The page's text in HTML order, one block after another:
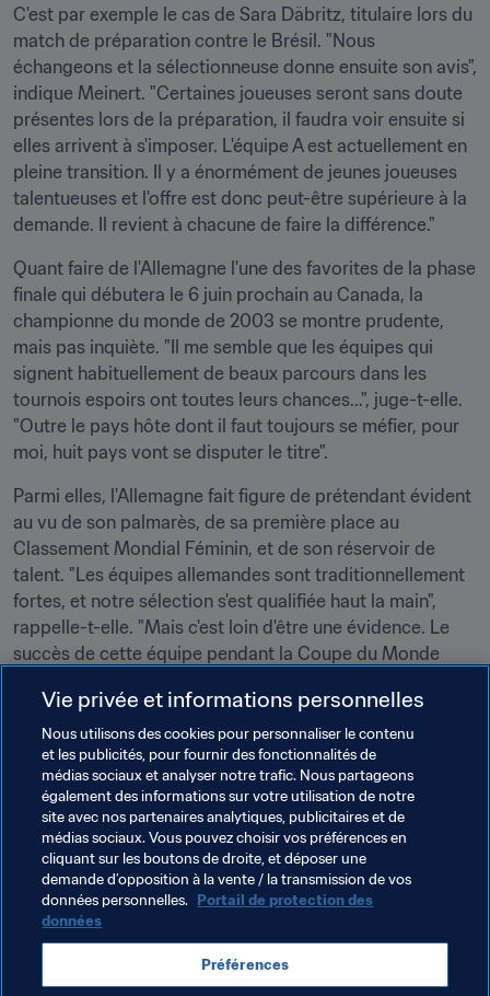
C'est par exemple le cas de Sara Däbritz, titulaire lors du
match de préparation contre le Brésil. "Nous
échangeons et la sélectionneuse donne ensuite son avis",
indique Meinert. "Certaines joueuses seront sans doute
présentes lors de la préparation, il faudra voir ensuite si
elles arrivent à s'imposer. L'équipe A est actuellement en
pleine transition. Il y a énormément de jeunes joueuses
talentueuses et l'offre est donc peut-être supérieure à la
demande. Il revient à chacune de faire la différence."
Quant faire de l'Allemagne l'une des favorites de la phase
finale qui débutera le 6 juin prochain au Canada, la
championne du monde de 2003 se montre prudente,
mais pas inquiète. "Il me semble que les équipes qui
signent habituellement de beaux parcours dans les
tournois espoirs ont toutes leurs chances...", juge-t-elle.
"Outre le pays hôte dont il faut toujours se méfier, pour
moi, huit pays vont se disputer le titre".
Parmi elles, l'Allemagne fait figure de prétendant évident
au vu de son palmarès, de sa première place au
Classement Mondial Féminin, et de son réservoir de
talent. "Les équipes allemandes sont traditionnellement
fortes, et notre sélection s'est qualifiée haut la main",
rappelle-t-elle. "Mais c'est loin d'être une évidence. Le
succès de cette équipe pendant la Coupe du Monde
bonnes joueuses en Allemagne. Mais c'est aussi le cas
dans d'autres pays. Nous espérons que l'équipe A aura
autant de chance que la sélection U-20 et qu'elle vivra
elle aussi une grande Coupe du Monde", conclut la
sélectionneuse U-20, qui  portera peut-être bonheur à
ses compatriotes puisqu'elle sera sur place en tant
qu'assistante de Silvia Neid.
Thèmes en lien
Germany UEFA
Vie privée et informations personnelles
Nous utilisons des cookies pour personnaliser le contenu
et les publicités, pour fournir des fonctionnalités de
médias sociaux et analyser notre trafic. Nous partageons
également des informations sur votre utilisation de notre
site avec nos partenaires analytiques, publicitaires et de
médias sociaux. Vous pouvez choisir vos préférences en
cliquant sur les boutons de droite, et déposer une
demande d’opposition à la vente / la transmission de vos
données personnelles. Portail de protection des
données
Préférences